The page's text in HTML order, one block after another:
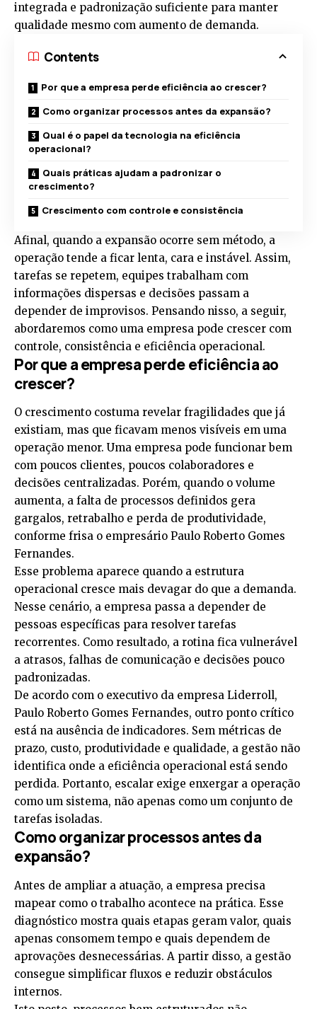
integrada e padronização suficiente para manter
qualidade mesmo com aumento de demanda.
Contents
Por que a empresa perde eficiência ao crescer?
Como organizar processos antes da expansão?
Qual é o papel da tecnologia na eficiência
operacional?
Quais práticas ajudam a padronizar o
crescimento?
Crescimento com controle e consistência
Afinal, quando a expansão ocorre sem método, a
operação tende a ficar lenta, cara e instável. Assim,
tarefas se repetem, equipes trabalham com
informações dispersas e decisões passam a
depender de improvisos. Pensando nisso, a seguir,
abordaremos como uma empresa pode crescer com
controle, consistência e eficiência operacional.
Por que a empresa perde eficiência ao
crescer?
O crescimento costuma revelar fragilidades que já
existiam, mas que ficavam menos visíveis em uma
operação menor. Uma empresa pode funcionar bem
com poucos clientes, poucos colaboradores e
decisões centralizadas. Porém, quando o volume
aumenta, a falta de processos definidos gera
gargalos, retrabalho e perda de produtividade,
conforme frisa o empresário Paulo Roberto Gomes
Fernandes.
Esse problema aparece quando a estrutura
operacional cresce mais devagar do que a demanda.
Nesse cenário, a empresa passa a depender de
pessoas específicas para resolver tarefas
recorrentes. Como resultado, a rotina fica vulnerável
a atrasos, falhas de comunicação e decisões pouco
padronizadas.
De acordo com o executivo da empresa Liderroll,
Paulo Roberto Gomes Fernandes, outro ponto crítico
está na ausência de indicadores. Sem métricas de
prazo, custo, produtividade e qualidade, a gestão não
identifica onde a eficiência operacional está sendo
perdida. Portanto, escalar exige enxergar a operação
como um sistema, não apenas como um conjunto de
tarefas isoladas.
Como organizar processos antes da
expansão?
Antes de ampliar a atuação, a empresa precisa
mapear como o trabalho acontece na prática. Esse
diagnóstico mostra quais etapas geram valor, quais
apenas consomem tempo e quais dependem de
aprovações desnecessárias. A partir disso, a gestão
consegue simplificar fluxos e reduzir obstáculos
internos.